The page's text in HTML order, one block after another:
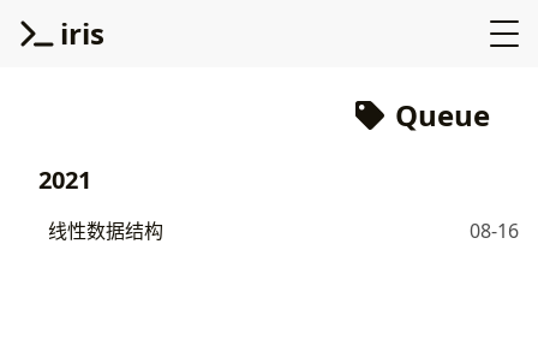
iris
Queue
2021
线性数据结构 08-16